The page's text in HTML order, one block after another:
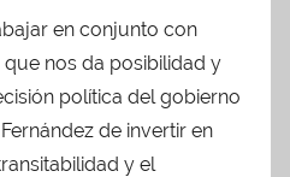
en conjunto con
nos da posibilidad y
política del gobierno
de invertir en
y el